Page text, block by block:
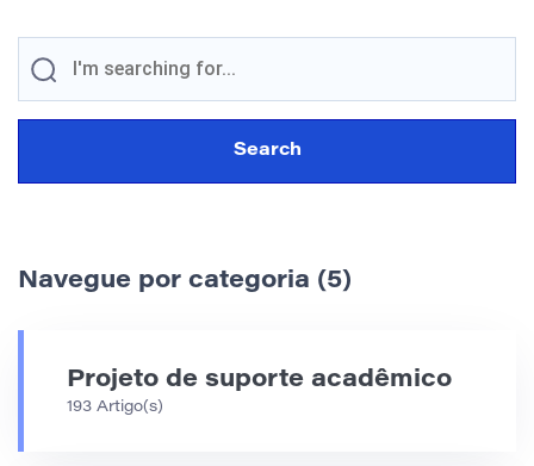
Navegue por categoria (5)
Projeto de suporte acadêmico
193 Artigo(s)